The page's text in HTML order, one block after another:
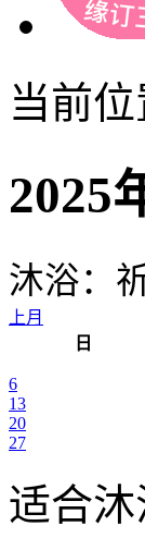
当前位
2025
沐浴：
上月
日
6
13
20
27
适合